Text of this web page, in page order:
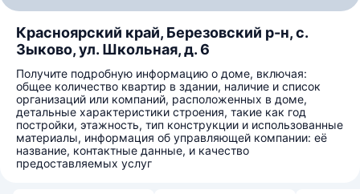
Красноярский край, Березовский р-н, с.
Зыково, ул. Школьная, д. 6
Получите подробную информацию о доме, включая:
общее количество квартир в здании, наличие и список
организаций или компаний, расположенных в доме,
детальные характеристики строения, такие как год
постройки, этажность, тип конструкции и использованные
материалы, информация об управляющей компании: её
название, контактные данные, и качество
предоставляемых услуг